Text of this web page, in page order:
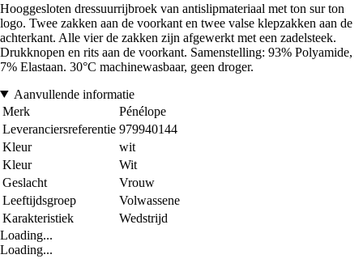
Hooggesloten dressuurrijbroek van antislipmateriaal met ton sur ton
logo. Twee zakken aan de voorkant en twee valse klepzakken aan de
achterkant. Alle vier de zakken zijn afgewerkt met een zadelsteek.
Drukknopen en rits aan de voorkant. Samenstelling: 93% Polyamide,
7% Elastaan. 30°C machinewasbaar, geen droger.
Aanvullende informatie
Merk
Pénélope
Leveranciersreferentie 979940144
Kleur
wit
Kleur
Wit
Geslacht
Vrouw
Leeftijdsgroep
Volwassene
Karakteristiek
Wedstrijd
Loading...
Loading...